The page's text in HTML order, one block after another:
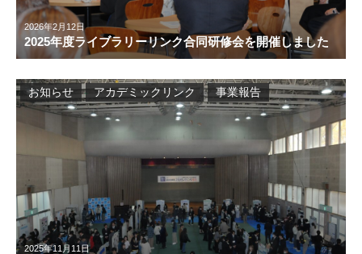
2026年2月12日
2025年度ライブラリーリンク合同研修会を開催しました
2025年11月11日
お知らせ アカデミックリンク 事業報告